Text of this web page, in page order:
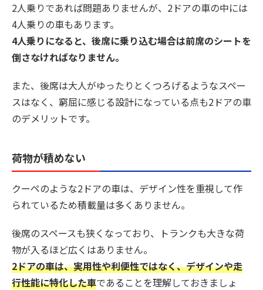
2人乗りであれば問題ありませんが、2ドアの車の中には
4人乗りの車もあります。
4人乗りになると、後席に乗り込む場合は前席のシートを
倒さなければなりません。
また、後席は大人がゆったりとくつろげるようなスペー
スはなく、窮屈に感じる設計になっている点も2ドアの車
のデメリットです。
荷物が積めない
クーペのような2ドアの車は、デザイン性を重視して作
られているため積載量は多くありません。
後席のスペースも狭くなっており、トランクも大きな荷
物が入るほど広くはありません。
2ドアの車は、実用性や利便性ではなく、デザインや走
行性能に特化した車であることを理解しておきましょ